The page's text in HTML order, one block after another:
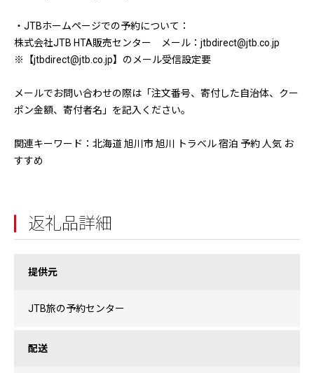
・JTBホームページでの予約について：
株式会社JTB HTA販売センター メール：jtbdirect@jtb.co.jp
※【jtbdirect@jtb.co.jp】のメール受信設定要
メールでお問い合わせの際は「注文番号、寄付した自治体、クー
ポン金額、寄付者名」を記入ください。
関連キーワード：北海道 旭川市 旭川 トラベル 宿泊 予約 人気 お
すすめ
返礼品詳細
提供元
JTB旅の予約センター
配送